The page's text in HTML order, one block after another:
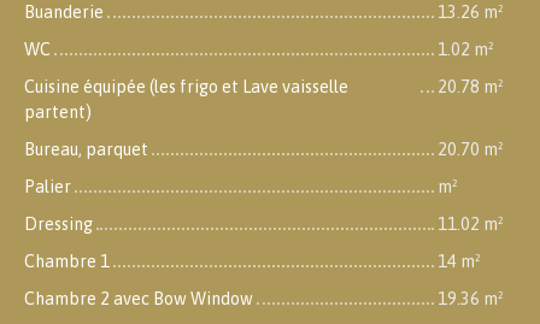
Buanderie
13.26 m²
WC
1.02 m²
Cuisine équipée (les frigo et Lave vaisselle
partent)
20.78 m²
Bureau, parquet
20.70 m²
Palier
m²
Dressing
11.02 m²
Chambre 1
14 m²
Chambre 2 avec Bow Window
19.36 m²